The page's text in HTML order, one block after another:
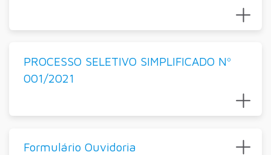
PROCESSO SELETIVO SIMPLIFICADO Nº
001/2021
Formulário Ouvidoria